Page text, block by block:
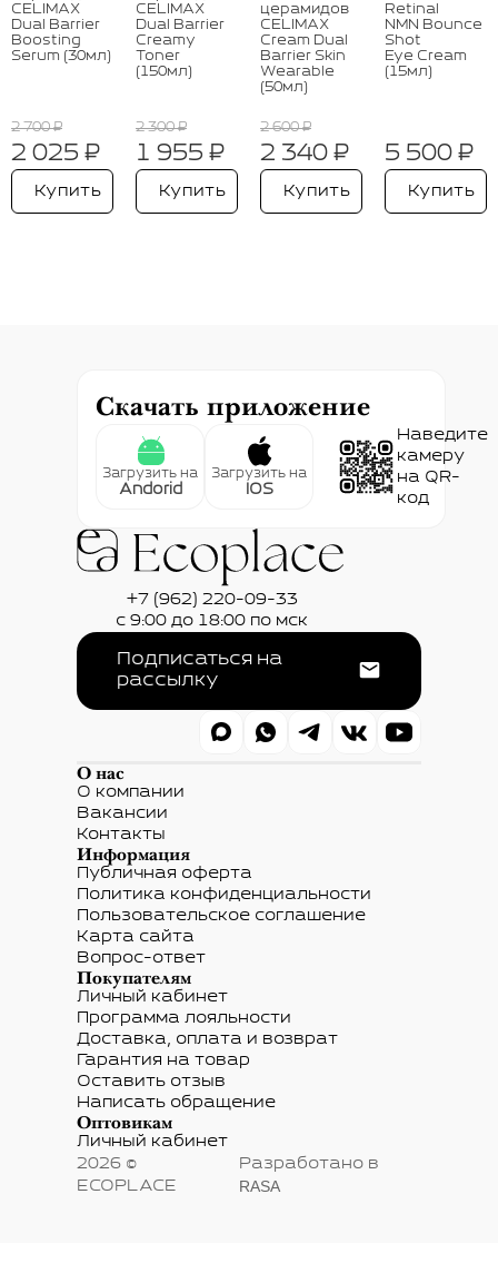
CELIMAX
Dual Barrier
Boosting
Serum (30мл)
2 700 ₽
2 025 ₽
Купить
CELIMAX
Dual Barrier
Creamy
Toner
(150мл)
2 300 ₽
1 955 ₽
Купить
церамидов
CELIMAX
Cream Dual
Barrier Skin
Wearable
(50мл)
2 600 ₽
2 340 ₽
Купить
Retinal
NMN Bounce
Shot
Eye Cream
(15мл)
5 500 ₽
Купить
Скачать приложение
Загрузить на
Andorid
Загрузить на
IOS
Наведите
камеру
на QR-
код
+7 (962) 220-09-33
с 9:00 до 18:00 по мск
Подписаться на
рассылку
О нас
О компании
Вакансии
Контакты
Информация
Публичная оферта
Политика конфиденциальности
Пользовательское соглашение
Карта сайта
Вопрос-ответ
Покупателям
Личный кабинет
Программа лояльности
Доставка, оплата и возврат
Гарантия на товар
Оставить отзыв
Написать обращение
Оптовикам
Личный кабинет
2026 ©
ECOPLACE
Разработано в
RASA